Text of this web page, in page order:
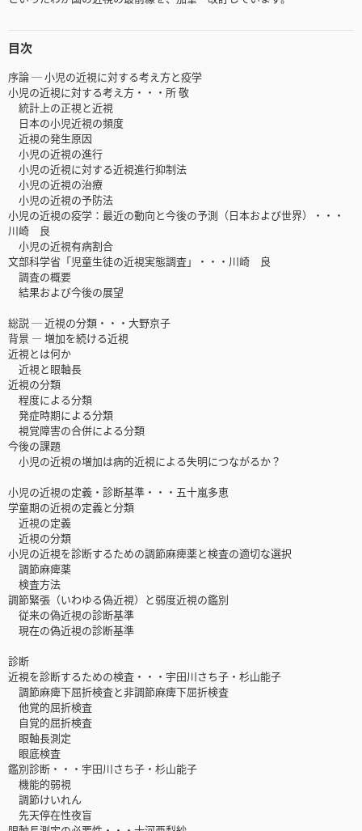
目次
序論 ─ 小児の近視に対する考え方と疫学
小児の近視に対する考え方・・・所 敬
統計上の正視と近視
日本の小児近視の頻度
近視の発生原因
小児の近視の進行
小児の近視に対する近視進行抑制法
小児の近視の治療
小児の近視の予防法
小児の近視の疫学：最近の動向と今後の予測（日本および世界）・・・
川崎 良
小児の近視有病割合
文部科学省「児童生徒の近視実態調査」・・・川崎 良
調査の概要
結果および今後の展望
総説 ─ 近視の分類・・・大野京子
背景 — 増加を続ける近視
近視とは何か
近視と眼軸長
近視の分類
程度による分類
発症時期による分類
視覚障害の合併による分類
今後の課題
小児の近視の増加は病的近視による失明につながるか？
小児の近視の定義・診断基準・・・五十嵐多恵
学童期の近視の定義と分類
近視の定義
近視の分類
小児の近視を診断するための調節麻痺薬と検査の適切な選択
調節麻痺薬
検査方法
調節緊張（いわゆる偽近視）と弱度近視の鑑別
従来の偽近視の診断基準
現在の偽近視の診断基準
診断
近視を診断するための検査・・・宇田川さち子・杉山能子
調節麻痺下屈折検査と非調節麻痺下屈折検査
他覚的屈折検査
自覚的屈折検査
眼軸長測定
眼底検査
鑑別診断・・・宇田川さち子・杉山能子
機能的弱視
調節けいれん
先天停在性夜盲